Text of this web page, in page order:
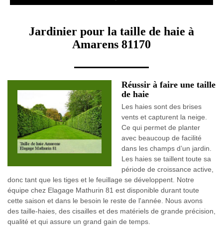
Jardinier pour la taille de haie à
Amarens 81170
Réussir à faire une taille
de haie
Les haies sont des brises
vents et capturent la neige.
Ce qui permet de planter
avec beaucoup de facilité
dans les champs d’un jardin.
Les haies se taillent toute sa
période de croissance active,
donc tant que les tiges et le feuillage se développent. Notre
équipe chez Elagage Mathurin 81 est disponible durant toute
cette saison et dans le besoin le reste de l'année. Nous avons
des taille-haies, des cisailles et des matériels de grande précision,
qualité et qui assure un grand gain de temps.